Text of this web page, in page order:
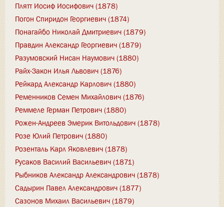
Плятт Иосиф Иосифович (1878)
Погон Спиридон Георгиевич (1874)
Понагайбо Николай Дмитриевич (1879)
Правдин Александр Георгиевич (1879)
Разумовский Нисан Наумович (1880)
Райх-Закон Илья Львович (1876)
Рейкард Александр Карлович (1880)
Ременников Семен Михайлович (1876)
Реммеле Герман Петрович (1880)
Рожен-Андреев Эмерик Витольдович (1878)
Розе Юлий Петрович (1880)
Розенталь Карл Яковлевич (1878)
Русаков Василий Васильевич (1871)
Рыбников Александр Александрович (1878)
Садырин Павел Александрович (1877)
Сазонов Михаил Васильевич (1879)